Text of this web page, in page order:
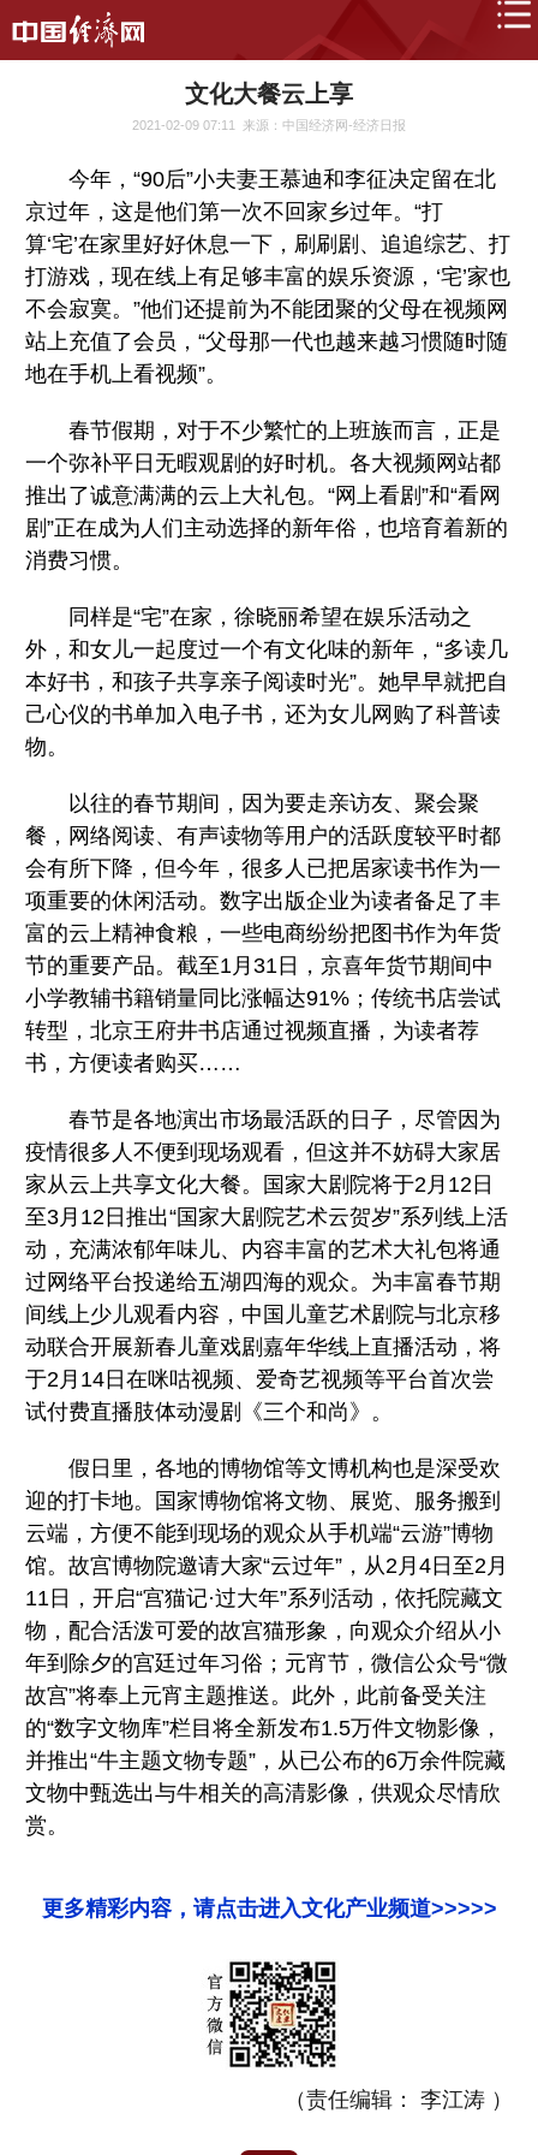
文化大餐云上享
2021-02-09 07:11 来源：中国经济网-经济日报
今年，“90后”小夫妻王慕迪和李征决定留在北
京过年，这是他们第一次不回家乡过年。“打
算‘宅’在家里好好休息一下，刷刷剧、追追综艺、打
打游戏，现在线上有足够丰富的娱乐资源，‘宅’家也
不会寂寞。”他们还提前为不能团聚的父母在视频网
站上充值了会员，“父母那一代也越来越习惯随时随
地在手机上看视频”。
春节假期，对于不少繁忙的上班族而言，正是
一个弥补平日无暇观剧的好时机。各大视频网站都
推出了诚意满满的云上大礼包。“网上看剧”和“看网
剧”正在成为人们主动选择的新年俗，也培育着新的
消费习惯。
同样是“宅”在家，徐晓丽希望在娱乐活动之
外，和女儿一起度过一个有文化味的新年，“多读几
本好书，和孩子共享亲子阅读时光”。她早早就把自
己心仪的书单加入电子书，还为女儿网购了科普读
物。
以往的春节期间，因为要走亲访友、聚会聚
餐，网络阅读、有声读物等用户的活跃度较平时都
会有所下降，但今年，很多人已把居家读书作为一
项重要的休闲活动。数字出版企业为读者备足了丰
富的云上精神食粮，一些电商纷纷把图书作为年货
节的重要产品。截至1月31日，京喜年货节期间中
小学教辅书籍销量同比涨幅达91%；传统书店尝试
转型，北京王府井书店通过视频直播，为读者荐
书，方便读者购买……
春节是各地演出市场最活跃的日子，尽管因为
疫情很多人不便到现场观看，但这并不妨碍大家居
家从云上共享文化大餐。国家大剧院将于2月12日
至3月12日推出“国家大剧院艺术云贺岁”系列线上活
动，充满浓郁年味儿、内容丰富的艺术大礼包将通
过网络平台投递给五湖四海的观众。为丰富春节期
间线上少儿观看内容，中国儿童艺术剧院与北京移
动联合开展新春儿童戏剧嘉年华线上直播活动，将
于2月14日在咪咕视频、爱奇艺视频等平台首次尝
试付费直播肢体动漫剧《三个和尚》。
假日里，各地的博物馆等文博机构也是深受欢
迎的打卡地。国家博物馆将文物、展览、服务搬到
云端，方便不能到现场的观众从手机端“云游”博物
馆。故宫博物院邀请大家“云过年”，从2月4日至2月
11日，开启“宫猫记·过大年”系列活动，依托院藏文
物，配合活泼可爱的故宫猫形象，向观众介绍从小
年到除夕的宫廷过年习俗；元宵节，微信公众号“微
故宫”将奉上元宵主题推送。此外，此前备受关注
的“数字文物库”栏目将全新发布1.5万件文物影像，
并推出“牛主题文物专题”，从已公布的6万余件院藏
文物中甄选出与牛相关的高清影像，供观众尽情欣
赏。
更多精彩内容，请点击进入文化产业频道>>>>>
（责任编辑： 李江涛 ）